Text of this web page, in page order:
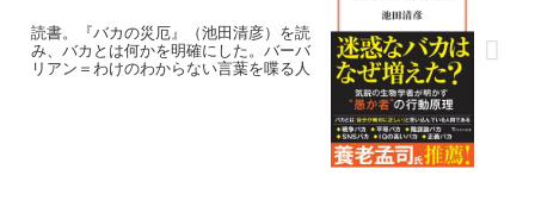
読書。『バカの災厄』（池田清彦）を読
み、バカとは何かを明確にした。バーバ
リアン＝わけのわからない言葉を喋る人